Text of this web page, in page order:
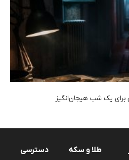
برای یک شب هیجان‌انگیز
طلا و سکه
دسترسی